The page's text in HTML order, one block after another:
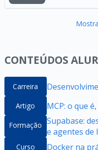
CONTEÚDOS
Carreira
Artigo MCP: o que
Formação Supabase:
e agentes de
Curso Docker na